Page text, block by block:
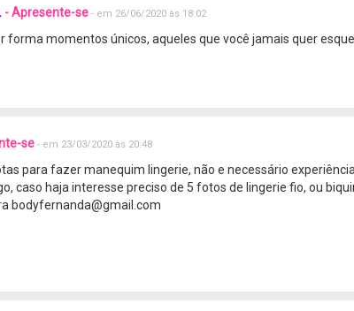
- Apresente-se - em 26/06/2020 às 18:02
forma momentos únicos, aqueles que você jamais quer
se - em 23/03/2020 às 20:48
para fazer manequim lingerie, não e necessário
caso haja interesse preciso de 5 fotos de lingerie fio, ou
bodyfernanda@gmail.com